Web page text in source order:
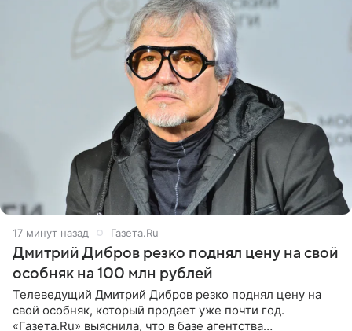
17 минут назад Газета.Ru
Дмитрий Дибров резко поднял цену на свой
особняк на 100 млн рублей
Телеведущий Дмитрий Дибров резко поднял цену на
свой особняк, который продает уже почти год.
«Газета.Ru» выяснила, что в базе агентства